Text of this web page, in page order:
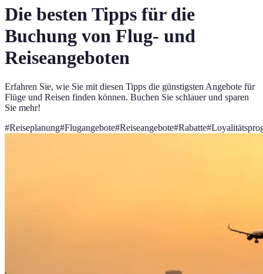
Die besten Tipps für die
Buchung von Flug- und
Reiseangeboten
Erfahren Sie, wie Sie mit diesen Tipps die günstigsten Angebote für
Flüge und Reisen finden können. Buchen Sie schlauer und sparen
Sie mehr!
#Reiseplanung#Flugangebote#Reiseangebote#Rabatte#